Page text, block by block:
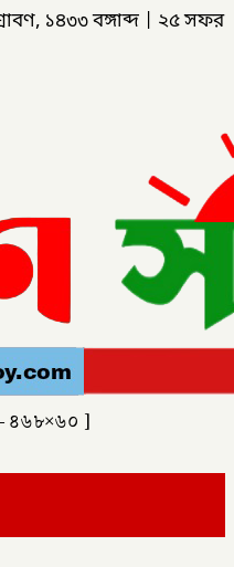
১৪৩৩ বঙ্গাব্দ
২৫ সফর
৪৬৮×৬০ ]